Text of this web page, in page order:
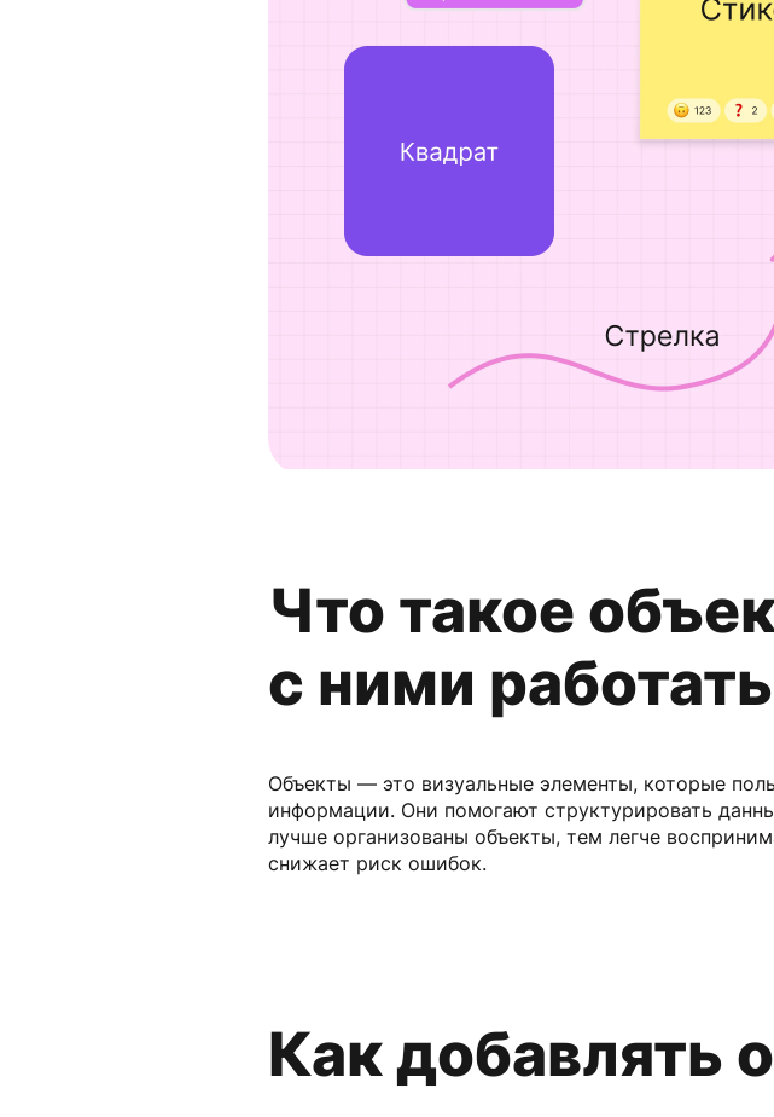
Что такое
с ними работать
Объекты — это визуальные элементы, которые
информации. Они помогают структурировать
лучше организованы объекты, тем легче
снижает риск ошибок.
Как добавлять